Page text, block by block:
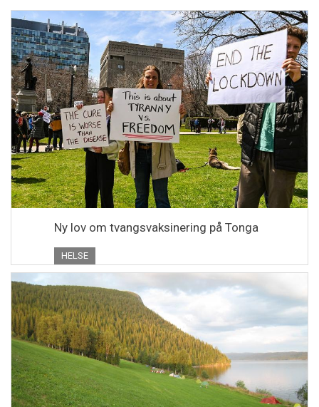
Ny lov om tvangsvaksinering på Tonga
HELSE